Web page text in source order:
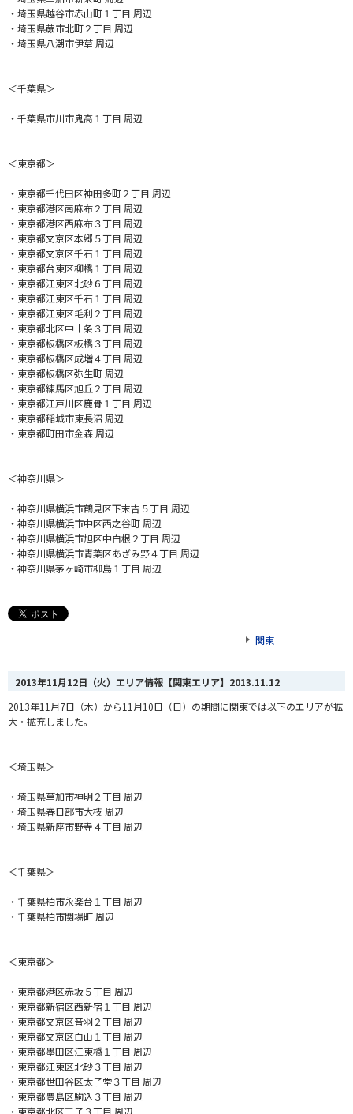
・埼玉県越谷市赤山町１丁目 周辺
・埼玉県蕨市北町２丁目 周辺
・埼玉県八潮市伊草 周辺
＜千葉県＞
・千葉県市川市鬼高１丁目 周辺
＜東京都＞
・東京都千代田区神田多町２丁目 周辺
・東京都港区南麻布２丁目 周辺
・東京都港区西麻布３丁目 周辺
・東京都文京区本郷５丁目 周辺
・東京都文京区千石１丁目 周辺
・東京都台東区柳橋１丁目 周辺
・東京都江東区北砂６丁目 周辺
・東京都江東区千石１丁目 周辺
・東京都江東区毛利２丁目 周辺
・東京都北区中十条３丁目 周辺
・東京都板橋区板橋３丁目 周辺
・東京都板橋区成増４丁目 周辺
・東京都板橋区弥生町 周辺
・東京都練馬区旭丘２丁目 周辺
・東京都江戸川区鹿骨１丁目 周辺
・東京都稲城市東長沼 周辺
・東京都町田市金森 周辺
＜神奈川県＞
・神奈川県横浜市鶴見区下末吉５丁目 周辺
・神奈川県横浜市中区西之谷町 周辺
・神奈川県横浜市旭区中白根２丁目 周辺
・神奈川県横浜市青葉区あざみ野４丁目 周辺
・神奈川県茅ヶ崎市柳島１丁目 周辺
関東
2013年11月12日（火）エリア情報【関東エリア】 2013.11.12
2013年11月7日（木）から11月10日（日）の期間に関東では以下のエリアが拡
大・拡充しました。
＜埼玉県＞
・埼玉県草加市神明２丁目 周辺
・埼玉県春日部市大枝 周辺
・埼玉県新座市野寺４丁目 周辺
＜千葉県＞
・千葉県柏市永楽台１丁目 周辺
・千葉県柏市関場町 周辺
＜東京都＞
・東京都港区赤坂５丁目 周辺
・東京都新宿区西新宿１丁目 周辺
・東京都文京区音羽２丁目 周辺
・東京都文京区白山１丁目 周辺
・東京都墨田区江東橋１丁目 周辺
・東京都江東区北砂３丁目 周辺
・東京都世田谷区太子堂３丁目 周辺
・東京都豊島区駒込３丁目 周辺